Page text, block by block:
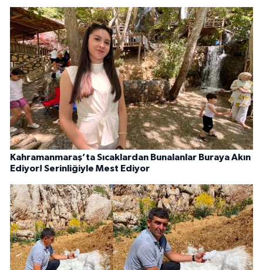
Kahramanmaraş’ta Sıcaklardan Bunalanlar Buraya Akın
Ediyor! Serinliğiyle Mest Ediyor